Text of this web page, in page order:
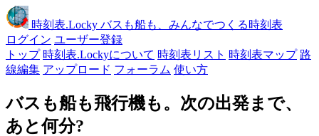
時刻表.Locky バスも船も、みんなでつくる時刻表
ログイン ユーザー登録
トップ 時刻表.Lockyについて 時刻表リスト 時刻表マップ 路
線編集 アップロード フォーラム 使い方
バスも船も飛行機も。次の出発まで、
あと何分?